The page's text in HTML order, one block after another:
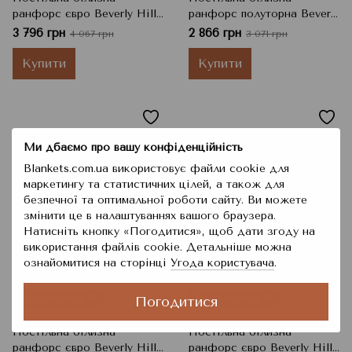
Ми дбаємо про вашу конфіденційність
Blankets.com.ua використовує файли cookie для
маркетингу та статистичних цілей, а також для
безпечної та оптимальної роботи сайту. Ви можете
змінити це в налаштуваннях вашого браузера.
Натисніть кнопку «Погодитися», щоб дати згоду на
використання файлів cookie. Детальніше можна
ознайомитися на сторінці Угода користувача.
Погодитися
ранфорс євро Beverly Hills
Polo Club BHPC 009 Red
100% бавовна,
Різнокольоровий, 200x220
см, 240x260 см, 50x70 см
3 796 грн 4 067 грн
Купити
ранфорс полуторна Beverly
Hills Polo Club BHPC 010
Dark Blue 100% бавовна,
Синій, 160x220 см, 160x240
см, 50x70 см
2 866 грн 3 071 грн
Купити
−7%
6
Постільна білизна
ранфорс євро Beverly Hills
−11%
6
Безкоштовна 🚚
Постільна білизна
ранфорс євро Beverly Hills